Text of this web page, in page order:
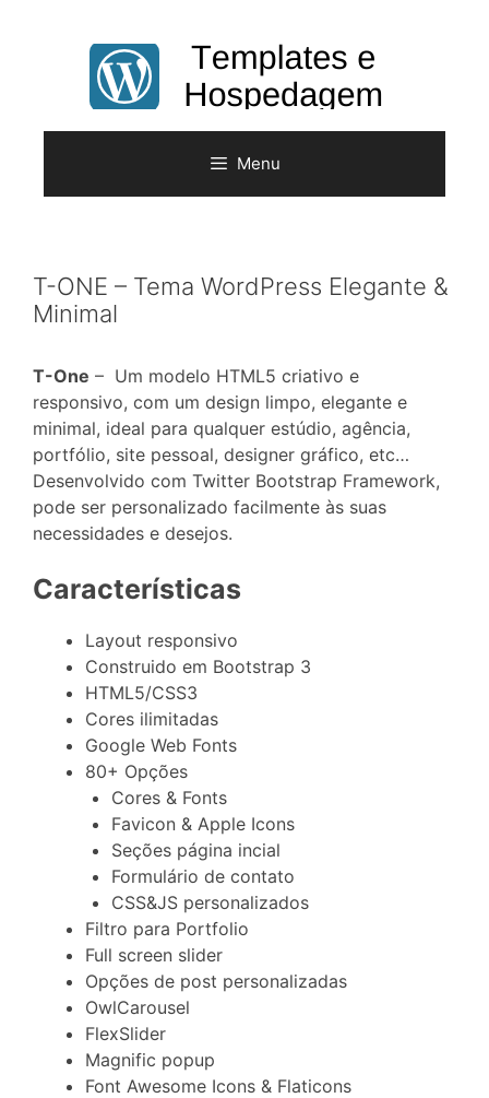
Menu
T-ONE – Tema WordPress Elegante &
Minimal
T-One – Um modelo HTML5 criativo e
responsivo, com um design limpo, elegante e
minimal, ideal para qualquer estúdio, agência,
portfólio, site pessoal, designer gráfico, etc…
Desenvolvido com Twitter Bootstrap Framework,
pode ser personalizado facilmente às suas
necessidades e desejos.
Características
Layout responsivo
Construido em Bootstrap 3
HTML5/CSS3
Cores ilimitadas
Google Web Fonts
80+ Opções
Cores & Fonts
Favicon & Apple Icons
Seções página incial
Formulário de contato
CSS&JS personalizados
Filtro para Portfolio
Full screen slider
Opções de post personalizadas
OwlCarousel
FlexSlider
Magnific popup
Font Awesome Icons & Flaticons